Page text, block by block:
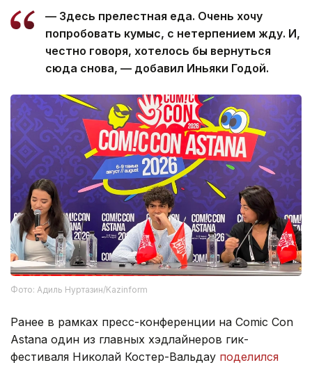
— Здесь прелестная еда. Очень хочу
попробовать кумыс, с нетерпением жду. И,
честно говоря, хотелось бы вернуться
сюда снова, — добавил Иньяки Годой.
Фото: Адиль Нуртазин/Kazinform
Ранее в рамках пресс-конференции на Comic Con
Astana один из главных хэдлайнеров гик-
фестиваля Николай Костер-Вальдау поделился